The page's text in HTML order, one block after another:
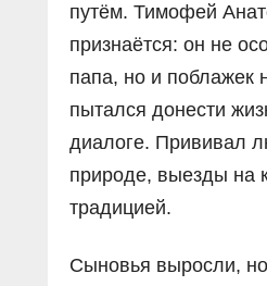
путём. Тимофей
признаётся: он не
папа, но и поблажек
пытался донести
диалоге. Прививал
природе, выезды на
традицией.
Сыновья выросли,